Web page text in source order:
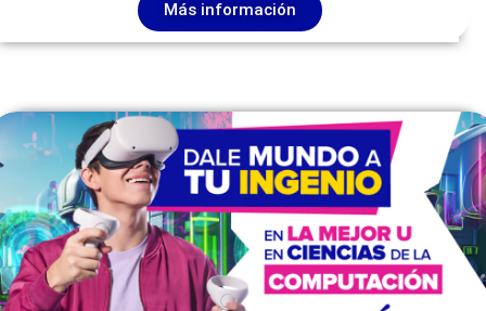
Más información